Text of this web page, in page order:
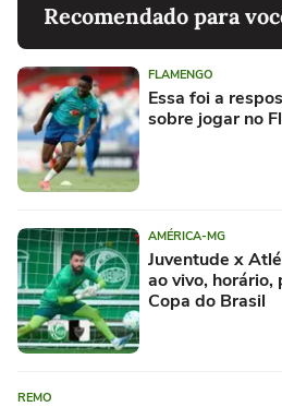
Recomendado para
FLAMENGO
Essa foi a
sobre jogar no
AMÉRICA-MG
Juventude x
ao vivo, horário,
Copa do Brasil
REMO